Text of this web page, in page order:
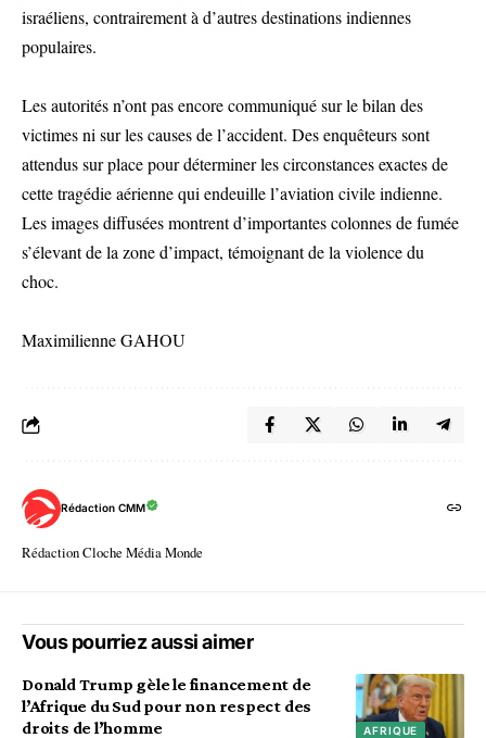
israéliens, contrairement à d’autres destinations indiennes
populaires.
Les autorités n’ont pas encore communiqué sur le bilan des
victimes ni sur les causes de l’accident. Des enquêteurs sont
attendus sur place pour déterminer les circonstances exactes de
cette tragédie aérienne qui endeuille l’aviation civile indienne.
Les images diffusées montrent d’importantes colonnes de fumée
s’élevant de la zone d’impact, témoignant de la violence du
choc.
Maximilienne GAHOU
Rédaction CMM
Rédaction Cloche Média Monde
Vous pourriez aussi aimer
AFRIQUE
Donald Trump gèle le financement de
l’Afrique du Sud pour non respect des
droits de l’homme